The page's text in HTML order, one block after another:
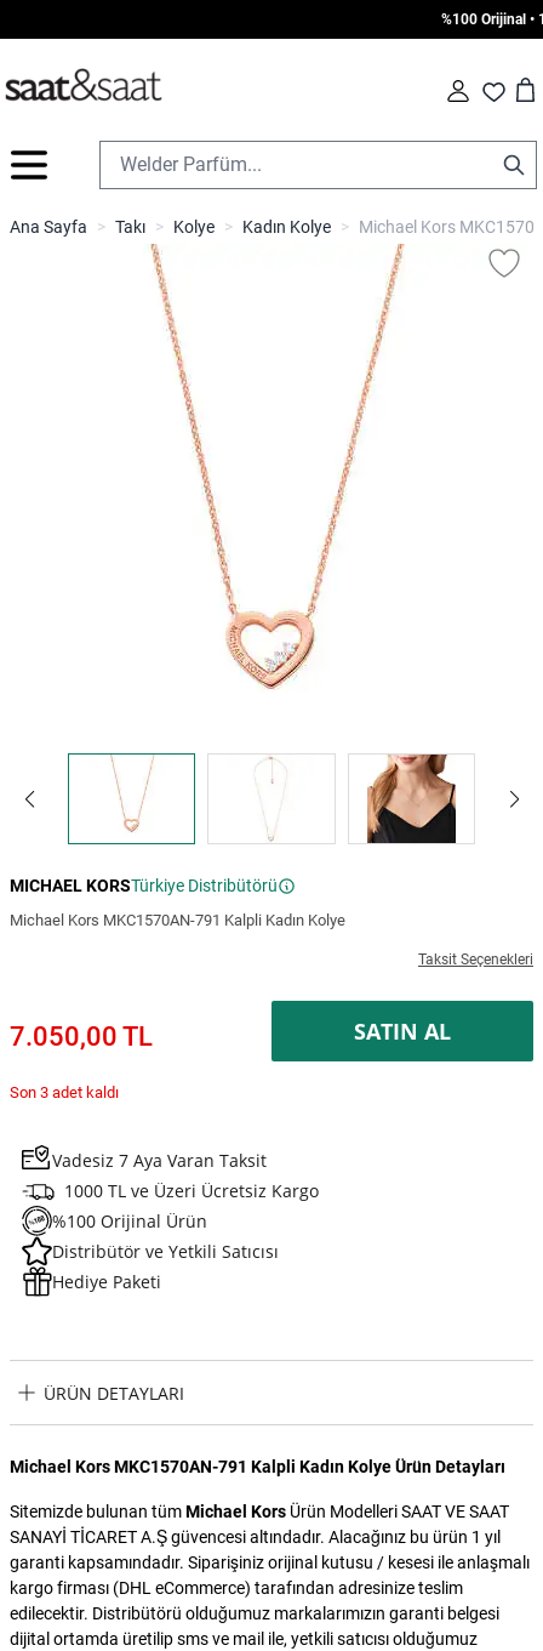
%100 Orijinal •
Fav Cart
İçeriğe geç
Ana Sayfa > Takı > Kolye > Kadın Kolye > Michael Kors
MICHAEL KORSTürkiye Distribütörü
Michael Kors MKC1570AN-791 Kalpli Kadın Kolye
Taksit Seçenekleri
7.050,00 TL SATIN AL
Son 3 adet kaldı
Vadesiz 7 Aya Varan Taksit
1000 TL ve Üzeri Ücretsiz Kargo
%100 Orijinal Ürün
Distribütör ve Yetkili Satıcısı
Hediye Paketi
ÜRÜN DETAYLARI
Michael Kors MKC1570AN-791 Kalpli Kadın Kolye Ürün Detayları
Sitemizde bulunan tümMichael Kors Ürün Modelleri SAAT VE SAAT
SANAYİ TİCARET A.Ş güvencesi altındadır. Alacağınız bu ürün 1 yıl
garanti kapsamındadır. Siparişiniz orijinal kutusu / kesesi ile anlaşmalı
kargo firması (DHL eCommerce) tarafından adresinize teslim
edilecektir. Distribütörü olduğumuz markalarımızın garanti belgesi
dijital ortamda üretilip sms ve mail ile, yetkili satıcısı olduğumuz